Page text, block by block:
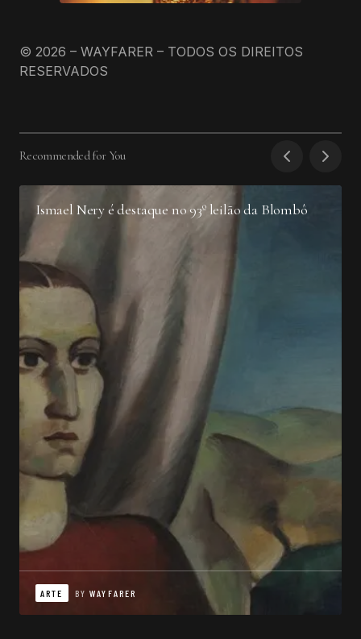
© 2026 – WAYFARER – TODOS OS DIREITOS
RESERVADOS
Recommended for You
Ismael Nery é destaque no 93º leilão da Blombô
ARTE BY WAYFARER